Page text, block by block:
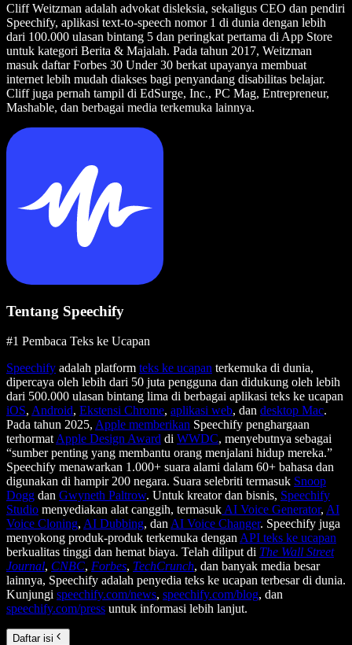
Cliff Weitzman adalah advokat disleksia, sekaligus CEO dan pendiri
Speechify, aplikasi text-to-speech nomor 1 di dunia dengan lebih
dari 100.000 ulasan bintang 5 dan peringkat pertama di App Store
untuk kategori Berita & Majalah. Pada tahun 2017, Weitzman
masuk daftar Forbes 30 Under 30 berkat upayanya membuat
internet lebih mudah diakses bagi penyandang disabilitas belajar.
Cliff juga pernah tampil di EdSurge, Inc., PC Mag, Entrepreneur,
Mashable, dan berbagai media terkemuka lainnya.
Tentang Speechify
#1 Pembaca Teks ke Ucapan
Speechify adalah platform teks ke ucapan terkemuka di dunia,
dipercaya oleh lebih dari 50 juta pengguna dan didukung oleh lebih
dari 500.000 ulasan bintang lima di berbagai aplikasi teks ke ucapan
iOS, Android, Ekstensi Chrome, aplikasi web, dan desktop Mac.
Pada tahun 2025, Apple memberikan Speechify penghargaan
terhormat Apple Design Award di WWDC, menyebutnya sebagai
“sumber penting yang membantu orang menjalani hidup mereka.”
Speechify menawarkan 1.000+ suara alami dalam 60+ bahasa dan
digunakan di hampir 200 negara. Suara selebriti termasuk Snoop
Dogg dan Gwyneth Paltrow. Untuk kreator dan bisnis, Speechify
Studio menyediakan alat canggih, termasuk AI Voice Generator, AI
Voice Cloning, AI Dubbing, dan AI Voice Changer. Speechify juga
menyokong produk-produk terkemuka dengan API teks ke ucapan
berkualitas tinggi dan hemat biaya. Telah diliput di The Wall Street
Journal, CNBC, Forbes, TechCrunch, dan banyak media besar
lainnya, Speechify adalah penyedia teks ke ucapan terbesar di dunia.
Kunjungi speechify.com/news, speechify.com/blog, dan
speechify.com/press untuk informasi lebih lanjut.
Daftar isi